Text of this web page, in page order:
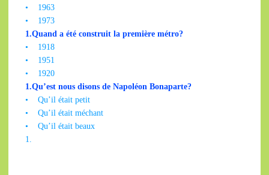
•
1963
•
1973
1.Quand a été construit la première métro?
•
1918
•
1951
•
1920
1.Qu’est nous disons de Napoléon Bonaparte?
•
Qu’il était petit
•
Qu’il était méchant
•
Qu’il était beaux
1.